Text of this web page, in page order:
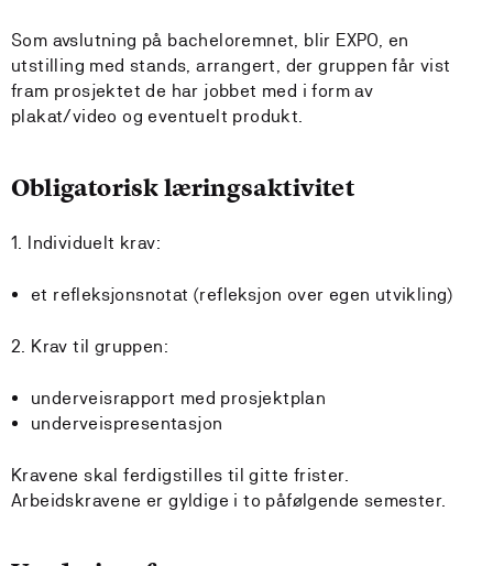
Som avslutning på bacheloremnet, blir EXPO, en
utstilling med stands, arrangert, der gruppen får vist
fram prosjektet de har jobbet med i form av
plakat/video og eventuelt produkt.
Obligatorisk læringsaktivitet
1. Individuelt krav:
et refleksjonsnotat (refleksjon over egen utvikling)
2. Krav til gruppen:
underveisrapport med prosjektplan
underveispresentasjon
Kravene skal ferdigstilles til gitte frister.
Arbeidskravene er gyldige i to påfølgende semester.